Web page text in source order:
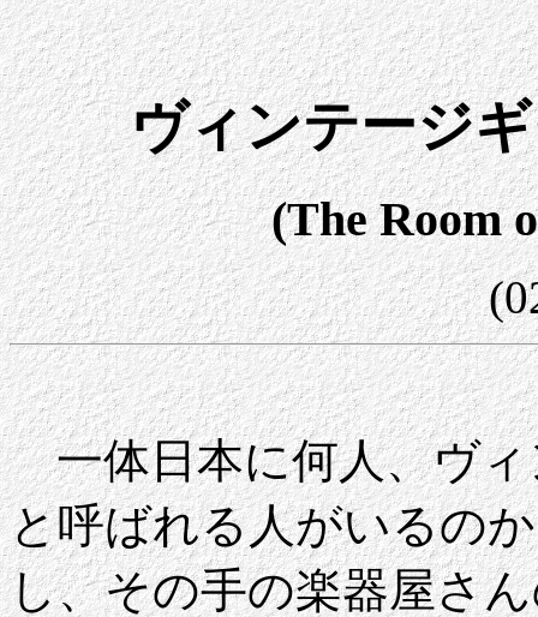
ヴィンテージ
(The Room
一体日本に何人、ヴィ
と呼ばれる人がいるの
し、その手の楽器屋さ